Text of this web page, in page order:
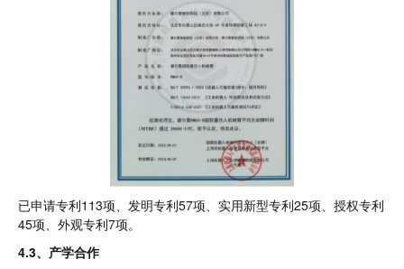
已申请专利113项、发明专利57项、实用新型专利25项、授权专利
45项、外观专利7项。
4.3、产学合作